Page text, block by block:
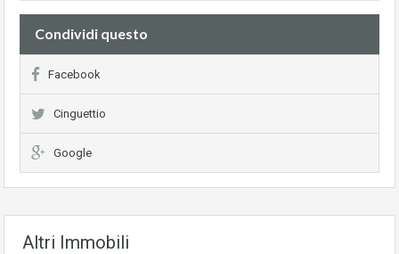
Condividi questo
Facebook
Cinguettio
Google
Altri Immobili